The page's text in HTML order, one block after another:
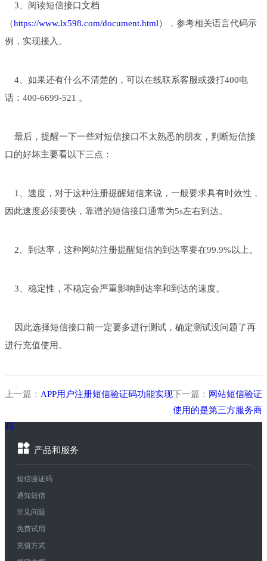
3、阅读短信接口文档
（https://www.lx598.com/document.html），参考相关语言代码示
例，实现接入。
4、如果还有什么不清楚的，可以在线联系客服或拨打400电
话：400-6699-521 。
最后，提醒一下一些对短信接口不太熟悉的朋友，判断短信接
口的好坏主要看以下三点：
1、速度，对于这种注册提醒短信来说，一般要求具有时效性，
因此速度必须要快，靠谱的短信接口通常为5s左右到达。
2、到达率，这种网站注册提醒短信的到达率要在99.9%以上。
3、稳定性，不稳定会严重影响到达率和到达的速度。
因此选择短信接口前一定要多进行测试，确定测试没问题了再
进行充值使用。
上一篇： APP用户注册短信验证码功能实现下一篇： 网站短信验证
使用的是第三方服务商
吗
产品和服务
短信验证码
通知短信
常见问题
免费试用
充值方式